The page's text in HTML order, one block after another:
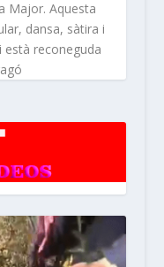
Major. Aquesta
dansa, sàtira i
està reconeguda